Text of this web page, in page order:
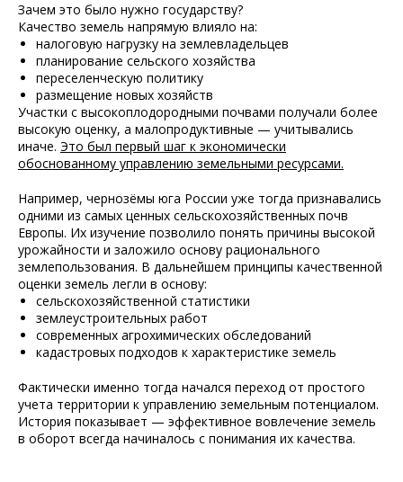
Зачем это было нужно государству?
Качество земель напрямую влияло на:
налоговую нагрузку на землевладельцев
планирование сельского хозяйства
переселенческую политику
размещение новых хозяйств
Участки с высокоплодородными почвами получали более
высокую оценку, а малопродуктивные — учитывались
иначе. Это был первый шаг к экономически
обоснованному управлению земельными ресурсами.
Например, чернозёмы юга России уже тогда признавались
одними из самых ценных сельскохозяйственных почв
Европы. Их изучение позволило понять причины высокой
урожайности и заложило основу рационального
землепользования. В дальнейшем принципы качественной
оценки земель легли в основу:
сельскохозяйственной статистики
землеустроительных работ
современных агрохимических обследований
кадастровых подходов к характеристике земель
Фактически именно тогда начался переход от простого
учета территории к управлению земельным потенциалом.
История показывает — эффективное вовлечение земель
в оборот всегда начиналось с понимания их качества.